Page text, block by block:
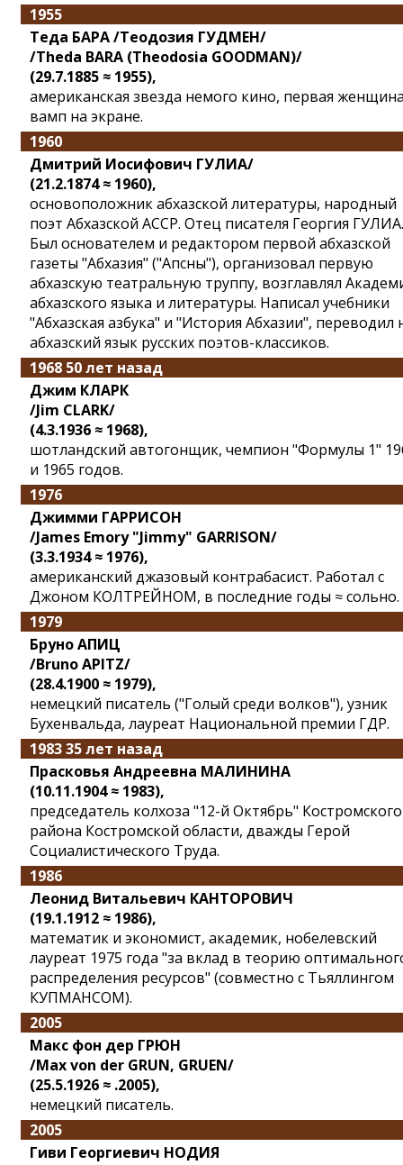
1955
Теда БАРА /Теодозия ГУДМЕН/
/Theda BARA (Theodosia GOODMAN)/
(29.7.1885 ≈ 1955),
американская звезда немого кино, первая
вамп на экране.
1960
Дмитрий Иосифович ГУЛИА/
(21.2.1874 ≈ 1960),
основоположник абхазской литературы, народный
поэт Абхазской АССР. Отец писателя Георгия ГУЛИА.
Был основателем и редактором первой абхазской
газеты "Абхазия" ("Апсны"), организовал первую
абхазскую театральную труппу, возглавлял
абхазского языка и литературы. Написал учебники
"Абхазская азбука" и "История Абхазии", переводил
абхазский язык русских поэтов-классиков.
1968 50 лет назад
Джим КЛАРК
/Jim CLARK/
(4.3.1936 ≈ 1968),
шотландский автогонщик, чемпион "Формулы 1"
и 1965 годов.
1976
Джимми ГАРРИСОН
/James Emory "Jimmy" GARRISON/
(3.3.1934 ≈ 1976),
американский джазовый контрабасист. Работал с
Джоном КОЛТРЕЙНОМ, в последние годы ≈ сольно.
1979
Бруно АПИЦ
/Bruno APITZ/
(28.4.1900 ≈ 1979),
немецкий писатель ("Голый среди волков"), узник
Бухенвальда, лауреат Национальной премии ГДР.
1983 35 лет назад
Прасковья Андреевна МАЛИНИНА
(10.11.1904 ≈ 1983),
председатель колхоза "12-й Октябрь" Костромского
района Костромской области, дважды Герой
Социалистического Труда.
1986
Леонид Витальевич КАНТОРОВИЧ
(19.1.1912 ≈ 1986),
математик и экономист, академик, нобелевский
лауреат 1975 года "за вклад в теорию
распределения ресурсов" (совместно с Тьяллингом
КУПМАНСОМ).
2005
Макс фон дер ГРЮН
/Max von der GRUN, GRUEN/
(25.5.1926 ≈ .2005),
немецкий писатель.
2005
Гиви Георгиевич НОДИЯ